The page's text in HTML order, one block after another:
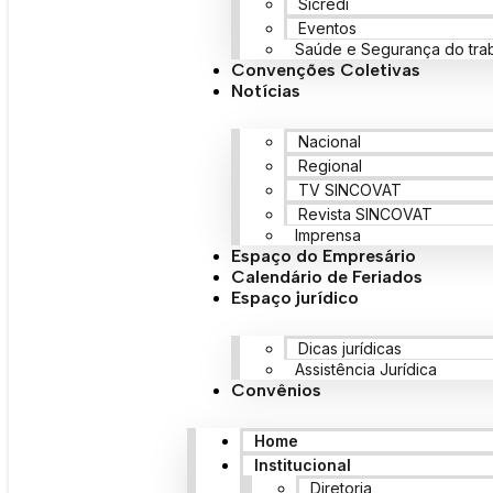
Sicredi
Eventos
Saúde e Segurança do
Convenções Coletivas
Notícias
Nacional
Regional
TV SINCOVAT
Revista SINCOVAT
Imprensa
Espaço do Empresário
Calendário de Feriados
Espaço jurídico
Dicas jurídicas
Assistência Jurídica
Convênios
Home
Institucional
Diretoria